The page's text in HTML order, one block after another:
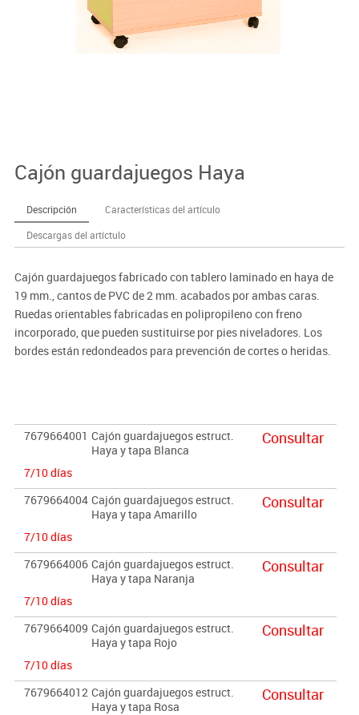
Cajón guardajuegos Haya
Descripción
Características del artículo
Descargas del artíctulo
Cajón guardajuegos fabricado con tablero laminado en haya de
19 mm., cantos de PVC de 2 mm. acabados por ambas caras.
Ruedas orientables fabricadas en polipropileno con freno
incorporado, que pueden sustituirse por pies niveladores. Los
bordes están redondeados para prevención de cortes o heridas.
abonará más del 90% del valor de la mercancía.
7679664001 Cajón guardajuegos estruct.
Haya y tapa Blanca
7/10 días
Consultar
7679664004 Cajón guardajuegos estruct.
Haya y tapa Amarillo
7/10 días
Consultar
7679664006 Cajón guardajuegos estruct.
Haya y tapa Naranja
7/10 días
Consultar
7679664009 Cajón guardajuegos estruct.
Haya y tapa Rojo
7/10 días
Consultar
7679664012 Cajón guardajuegos estruct.
Haya y tapa Rosa
Consultar